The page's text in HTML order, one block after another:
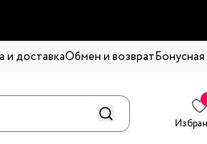
и доставкаОбмен и возврат